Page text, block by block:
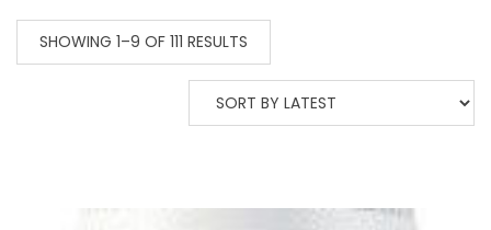
SHOWING 1–9 OF 111 RESULTS